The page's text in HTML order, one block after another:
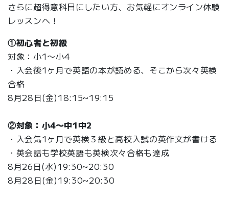
さらに超得意科目にしたい方、お気軽にオンライン体験
レッスンへ！
①初心者と初級
対象：小1〜小4
・入会後1ヶ月で英語の本が読める、そこから次々英検
合格
8月28日(金)18:15~19:15
②対象：小4〜中1中2
・入会気1ヶ月で英検３級と高校入試の英作文が書ける
・英会話も学校英語も英検次々合格も達成
8月26日(水)19:30~20:30
8月28日(金)19:30~20:30